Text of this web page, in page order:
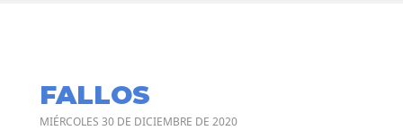
FALLOS
MIÉRCOLES 30 DE DICIEMBRE DE 2020